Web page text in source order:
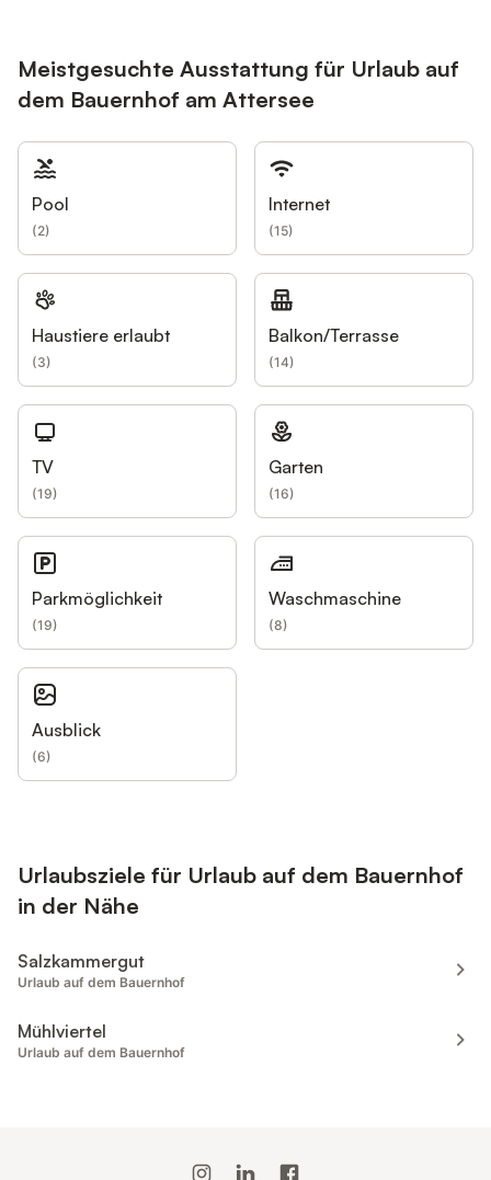
Meistgesuchte Ausstattung für Urlaub auf
dem Bauernhof am Attersee
Pool
(2)
Internet
(15)
Haustiere erlaubt
(3)
Balkon/Terrasse
(14)
TV
(19)
Garten
(16)
Parkmöglichkeit
(19)
Waschmaschine
(8)
Ausblick
(6)
Urlaubsziele für Urlaub auf dem Bauernhof
in der Nähe
Salzkammergut
Urlaub auf dem Bauernhof
Mühlviertel
Urlaub auf dem Bauernhof